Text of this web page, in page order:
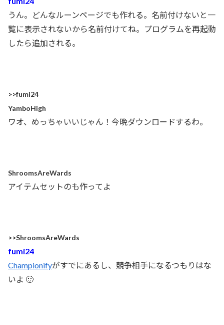
うん。どんなルーンページでも作れる。名前付けないと一
覧に表示されないから名前付けてね。プログラムを再起動
したら追加される。
>>fumi24
YamboHigh
ワオ、めっちゃいいじゃん！今晩ダウンロードするわ。
ShroomsAreWards
アイテムセットのも作ってよ
>>ShroomsAreWards
fumi24
Championifyがすでにあるし、競争相手になるつもりはな
いよ 🙂